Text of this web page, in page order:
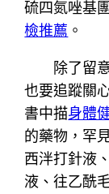
硫四氮唑基
檢推薦 。
除了留
也要追蹤關
書中描身體
的藥物，罕
西泮打針液
液、往乙酰